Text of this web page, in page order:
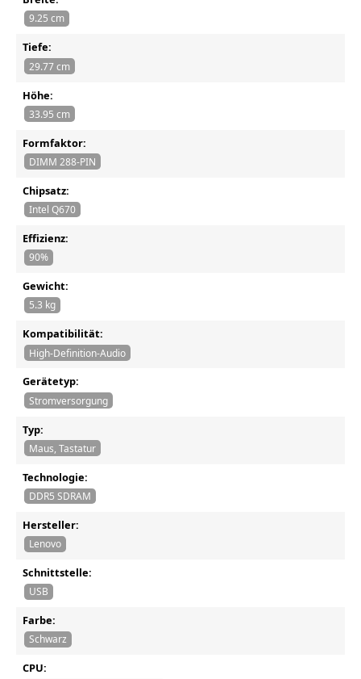
9.25 cm
Tiefe:
29.77 cm
Höhe:
33.95 cm
Formfaktor:
DIMM 288-PIN
Chipsatz:
Intel Q670
Effizienz:
90%
Gewicht:
5.3 kg
Kompatibilität:
High-Definition-Audio
Gerätetyp:
Stromversorgung
Typ:
Maus, Tastatur
Technologie:
DDR5 SDRAM
Hersteller:
Lenovo
Schnittstelle:
USB
Farbe:
Schwarz
CPU: